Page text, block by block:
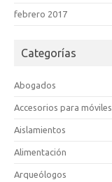
febrero 2017
Categorías
Abogados
Accesorios para móviles
Aislamientos
Alimentación
Arqueólogos